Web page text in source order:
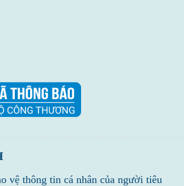
vệ thông tin cá nhân của người tiêu